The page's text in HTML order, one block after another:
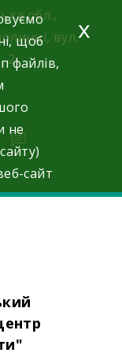
обл.,
вул.
2
щоб
файлів,
не
сайт
x